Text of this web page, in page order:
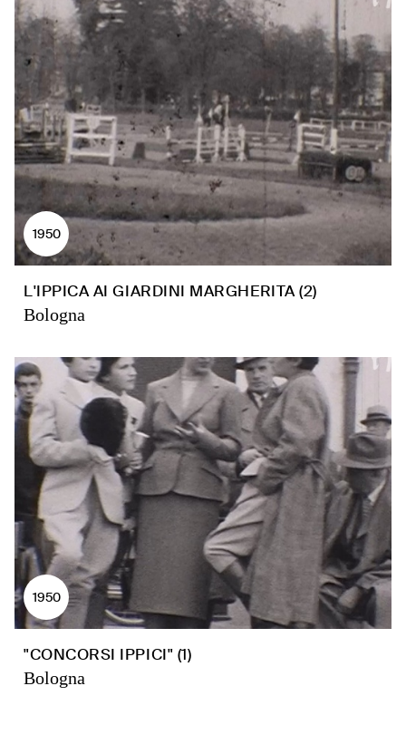
1950
L'IPPICA AI GIARDINI MARGHERITA (2)
Bologna
1950
"CONCORSI IPPICI" (1)
Bologna